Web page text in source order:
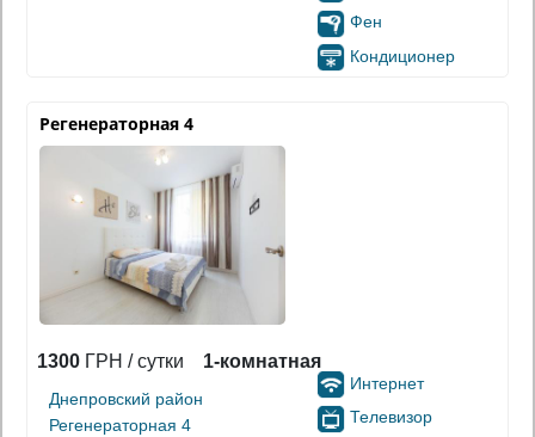
Фен
Кондиционер
Регенераторная 4
1300 ГРН / сутки 1-комнатная
Днепровский район
Регенераторная 4
Интернет
Телевизор